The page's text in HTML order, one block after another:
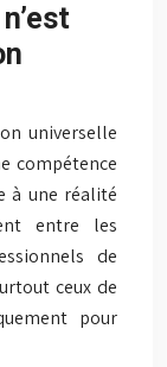
universelle
compétence
à une réalité
entre les
de
ceux de
pour